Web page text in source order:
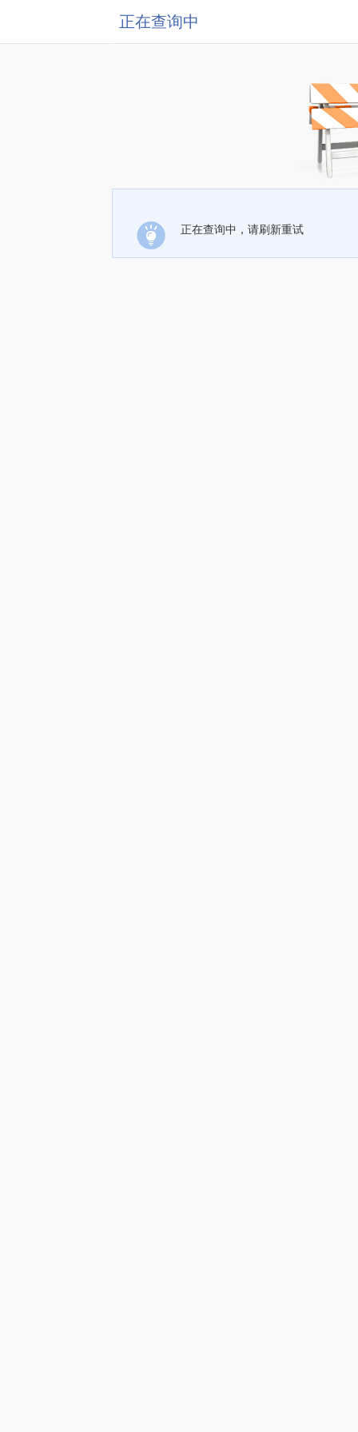
正在查询中
正在查询中，请刷新重试